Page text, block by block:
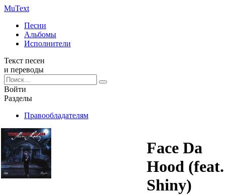
MuText
Песни
Альбомы
Исполнители
Текст песен
и переводы
Войти
Разделы
Правообладателям
Face Da
Hood (feat.
Shiny)